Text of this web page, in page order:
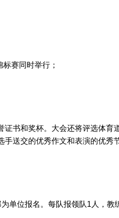
赛同时举行；
书和奖杯。大会还将评选体育
送交的优秀作文和表演的优秀
单位报名。每队报领队1人，教